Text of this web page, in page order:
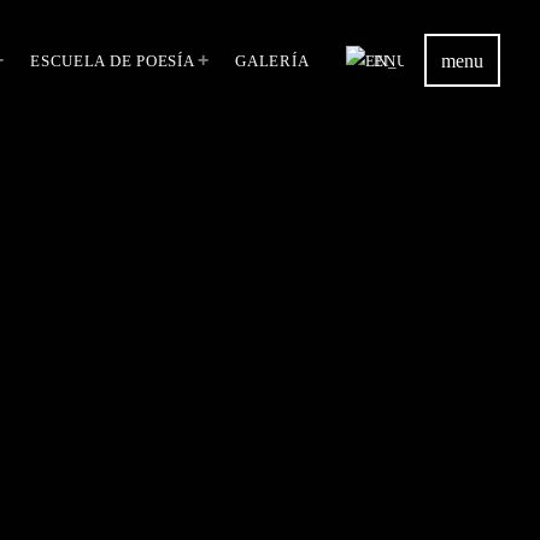
ESCUELA DE POESÍA GALERÍA EN menu